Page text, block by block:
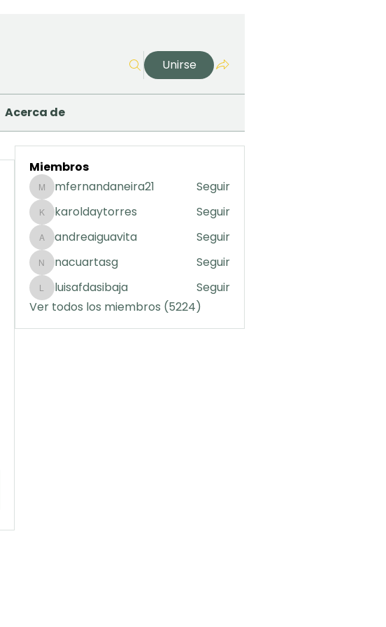
Unirse
Acerca de
Miembros
mfernandaneira21
mfernandaneira21 Seguir
karoldaytorres
karoldaytorres Seguir
andreaiguavita
andreaiguavita Seguir
nacuartasg
nacuartasg Seguir
luisafdasibaja
luisafdasibaja
Seguir
Ver todos los miembros (5224)